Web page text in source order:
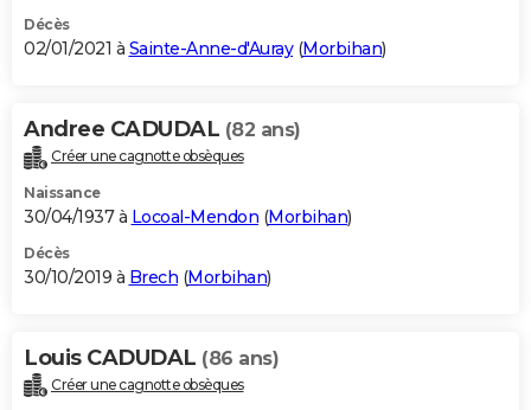
Décès
02/01/2021 à Sainte-Anne-d'Auray(Morbihan)
Andree CADUDAL (82 ans)
Créer une cagnotte obsèques
Naissance
30/04/1937 à Locoal-Mendon (Morbihan)
Décès
30/10/2019 à Brech (Morbihan)
Louis CADUDAL (86 ans)
Créer une cagnotte obsèques